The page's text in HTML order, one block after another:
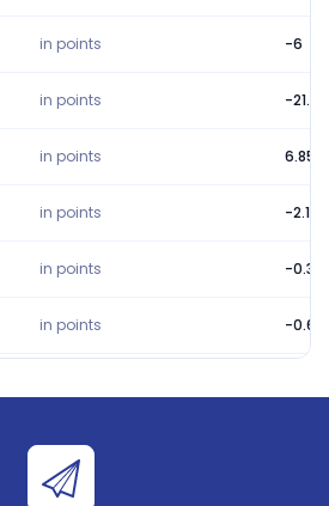
in points -6
in points -21.51
in points 6.85
in points -2.15
in points -0.34
in points -0.64
in points